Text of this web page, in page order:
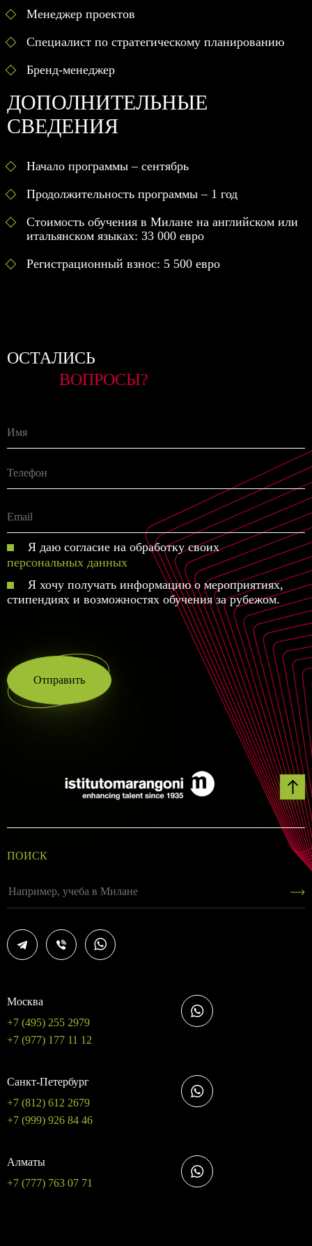
Менеджер проектов
Специалист по стратегическому планированию
Бренд-менеджер
ДОПОЛНИТЕЛЬНЫЕ
СВЕДЕНИЯ
Начало программы – сентябрь
Продолжительность программы – 1 год
Стоимость обучения в Милане на английском или
итальянском языках: 33 000 евро
Регистрационный взнос: 5 500 евро
ОСТАЛИСЬ
ВОПРОСЫ?
Я даю согласие на обработку своих
персональных данных
Я хочу получать информацию о мероприятиях,
стипендиях и возможностях обучения за рубежом.
Отправить
ПОИСК
Москва
+7 (495) 255 2979
+7 (977) 177 11 12
Санкт-Петербург
+7 (812) 612 2679
+7 (999) 926 84 46
Алматы
+7 (777) 763 07 71